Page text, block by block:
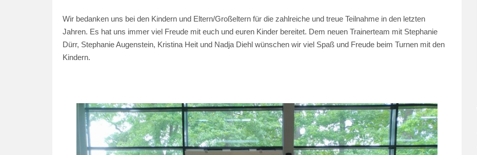
Wir bedanken uns bei den Kindern und Eltern/Großeltern für die zahlreiche und treue Teilnahme in den letzten
Jahren. Es hat uns immer viel Freude mit euch und euren Kinder bereitet. Dem neuen Trainerteam mit Stephanie
Dürr, Stephanie Augenstein, Kristina Heit und Nadja Diehl wünschen wir viel Spaß und Freude beim Turnen mit den
Kindern.